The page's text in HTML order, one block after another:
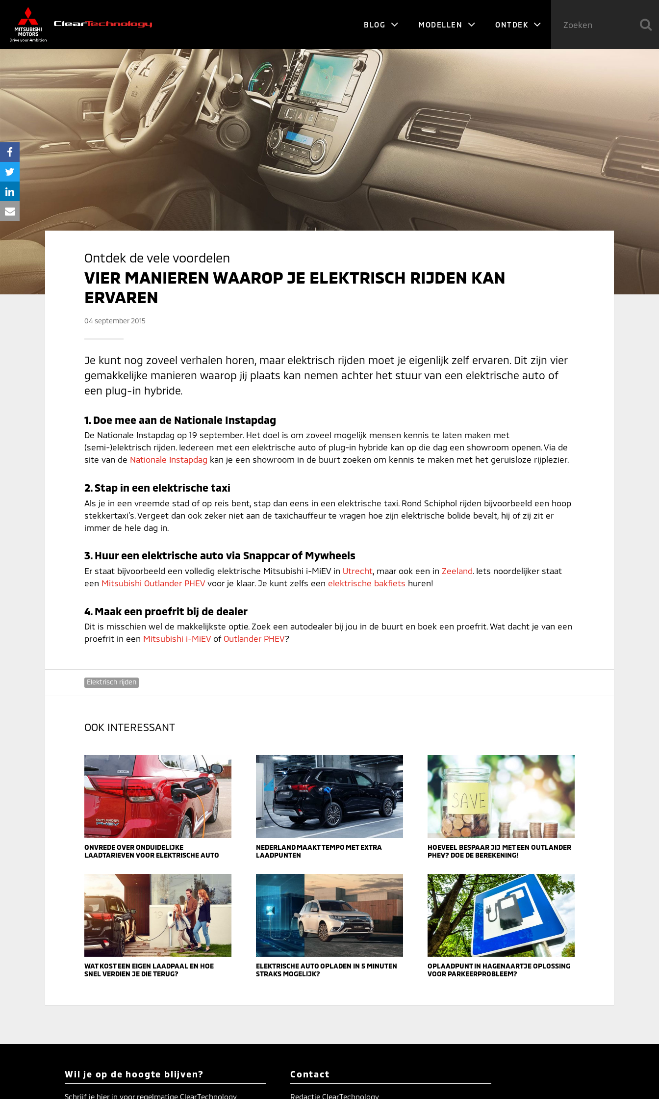
BLOG MODELLEN ONTDEK
Ontdek de vele voordelen
VIER MANIEREN WAAROP JE ELEKTRISCH RIJDEN KAN
ERVAREN
04 september 2015
Je kunt nog zoveel verhalen horen, maar elektrisch rijden moet je eigenlijk zelf ervaren. Dit zijn vier
gemakkelijke manieren waarop jij plaats kan nemen achter het stuur van een elektrische auto of
een plug-in hybride.
1. Doe mee aan de Nationale Instapdag
De Nationale Instapdag op 19 september. Het doel is om zoveel mogelijk mensen kennis te laten maken met
(semi-)elektrisch rijden. Iedereen met een elektrische auto of plug-in hybride kan op die dag een showroom openen. Via de
site van de Nationale Instapdag kan je een showroom in de buurt zoeken om kennis te maken met het geruisloze rijplezier.
2. Stap in een elektrische taxi
Als je in een vreemde stad of op reis bent, stap dan eens in een elektrische taxi. Rond Schiphol rijden bijvoorbeeld een hoop
stekkertaxi’s. Vergeet dan ook zeker niet aan de taxichauffeur te vragen hoe zijn elektrische bolide bevalt, hij of zij zit er
immer de hele dag in.
3. Huur een elektrische auto via Snappcar of Mywheels
Er staat bijvoorbeeld een volledig elektrische Mitsubishi i-MiEV in Utrecht , maar ook een in Zeeland . Iets noordelijker staat
een Mitsubishi Outlander PHEVvoor je klaar. Je kunt zelfs een elektrische bakfiets huren!
4. Maak een proefrit bij de dealer
Dit is misschien wel de makkelijkste optie. Zoek een autodealer bij jou in de buurt en boek een proefrit. Wat dacht je van een
proefrit in een Mitsubishi i-MiEVof Outlander PHEV?
Elektrisch rijden
OOK INTERESSANT
ONVREDE OVER ONDUIDELIJKE
LAADTARIEVEN VOOR ELEKTRISCHE AUTO
NEDERLAND MAAKT TEMPO MET EXTRA
LAADPUNTEN
HOEVEEL BESPAAR JIJ MET EEN OUTLANDER
PHEV? DOE DE BEREKENING!
WAT KOST EEN EIGEN LAADPAAL EN HOE
SNEL VERDIEN JE DIE TERUG?
ELEKTRISCHE AUTO OPLADEN IN 5 MINUTEN
STRAKS MOGELIJK?
OPLAADPUNT IN HAGENAARTJE OPLOSSING
VOOR PARKEERPROBLEEM?
Wil je op de hoogte blijven?
Schrijf je hier in voor regelmatige ClearTechnology
Contact
Redactie ClearTechnology